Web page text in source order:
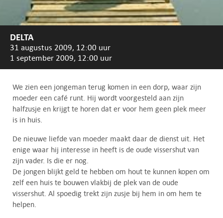
DELTA
31 augustus 2009, 12:00 uur
1 september 2009, 12:00 uur
We zien een jongeman terug komen in een dorp, waar zijn
moeder een café runt. Hij wordt voorgesteld aan zijn
halfzusje en krijgt te horen dat er voor hem geen plek meer
is in huis.
De nieuwe liefde van moeder maakt daar de dienst uit. Het
enige waar hij interesse in heeft is de oude vissershut van
zijn vader. Is die er nog.
De jongen blijkt geld te hebben om hout te kunnen kopen om
zelf een huis te bouwen vlakbij de plek van de oude
vissershut. Al spoedig trekt zijn zusje bij hem in om hem te
helpen.